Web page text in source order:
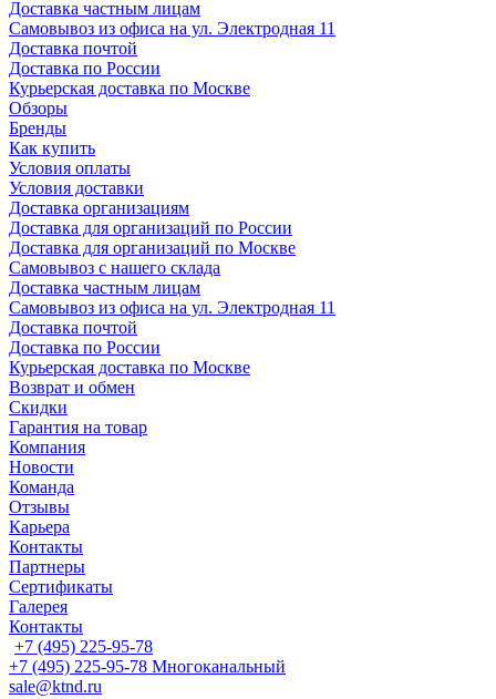
Доставка частным лицам
Самовывоз из офиса на ул. Электродная 11
Доставка почтой
Доставка по России
Курьерская доставка по Москве
Обзоры
Бренды
Как купить
Условия оплаты
Условия доставки
Доставка организациям
Доставка для организаций по России
Доставка для организаций по Москве
Самовывоз с нашего склада
Доставка частным лицам
Самовывоз из офиса на ул. Электродная 11
Доставка почтой
Доставка по России
Курьерская доставка по Москве
Возврат и обмен
Скидки
Гарантия на товар
Компания
Новости
Команда
Отзывы
Карьера
Контакты
Партнеры
Сертификаты
Галерея
Контакты
+7 (495) 225-95-78
+7 (495) 225-95-78 Многоканальный
sale@ktnd.ru